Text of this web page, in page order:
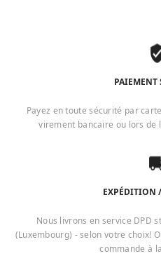
PAIEMENT
Payez en toute sécurité par
virement bancaire ou lors de
EXPÉDITION
Nous livrons en service DPD
(Luxembourg) - selon votre choix!
commande à